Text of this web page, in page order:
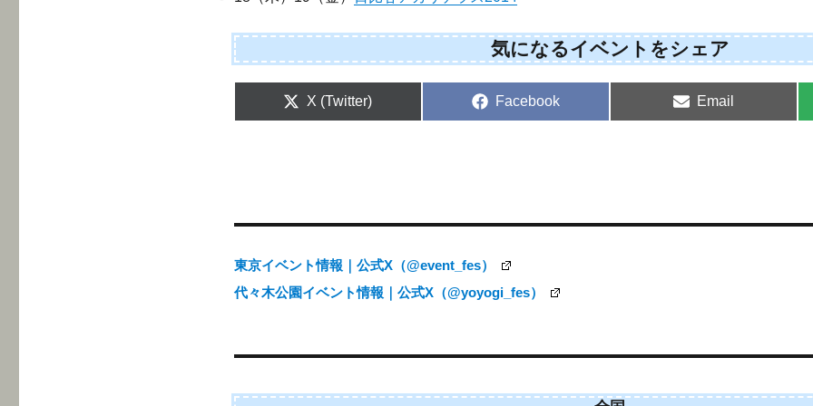
気になるイベントをシェア
Share
X (Twitter)
Share
Facebook
Share
Email
東京イベント情報｜公式X（@event_fes）
代々木公園イベント情報｜公式X（@yoyogi_fes）